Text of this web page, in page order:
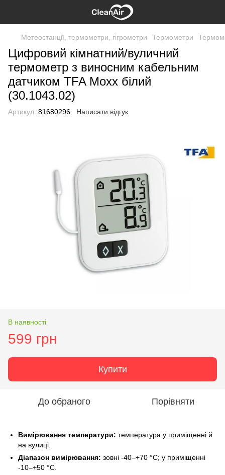
Метеостанції, термометри, гігрометри Термометри
Цифровий кімнатний/вуличний
термометр з виносним кабельним
датчиком TFA Moxx білий
(30.1043.02)
Артикул: 81680296 Написати відгук
В наявності
599 грн
Купити
До обраного Порівняти
Вимірювання температури: температура у приміщенні й
на вулиці.
Діапазон вимірювання: зовні -40–+70 °C; у приміщенні
-10–+50 °C.